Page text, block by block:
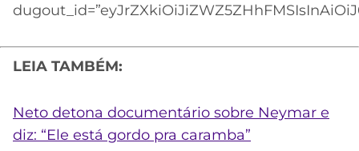
LEIA TAMBÉM:
Neto detona documentário sobre Neymar e
diz: “Ele está gordo pra caramba”